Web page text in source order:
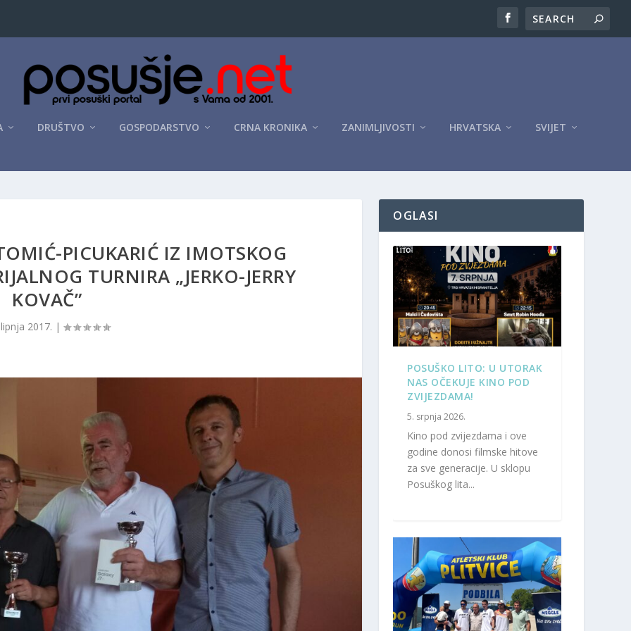
DRUŠTVO GOSPODARSTVO CRNA KRONIKA ZANIMLJIVOSTI HRVATSKA SVIJET
PICUKARIĆ IZ IMOTSKOG
TURNIRA „JERKO-JERRY
KOVAČ”
2017. |
OGLASI
POSUŠKO LITO: U UTORAK
NAS OČEKUJE KINO POD
ZVIJEZDAMA!
5. srpnja 2026.
Kino pod zvijezdama i ove
godine donosi filmske hitove
za sve generacije. U sklopu
Posuškog lita...